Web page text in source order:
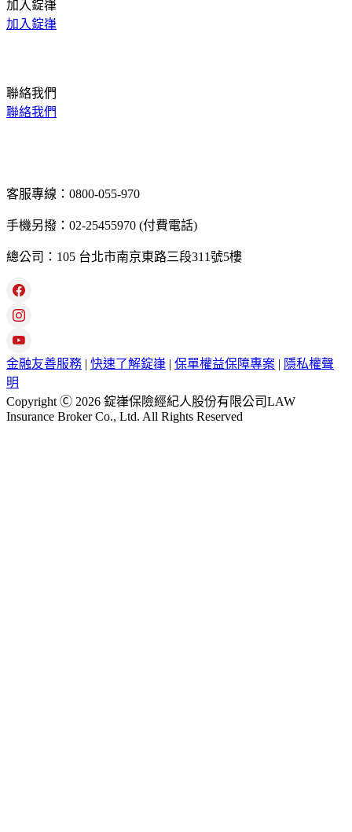
加入錠嵂
加入錠嵂
聯絡我們
聯絡我們
客服專線：0800-055-970
手機另撥：02-25455970 (付費電話)
總公司：105 台北市南京東路三段311號5樓
金融友善服務 | 快速了解錠嵂 | 保單權益保障專案 | 隱私權聲
明
Copyright Ⓒ 2026 錠嵂保險經紀人股份有限公司LAW
Insurance Broker Co., Ltd. All Rights Reserved